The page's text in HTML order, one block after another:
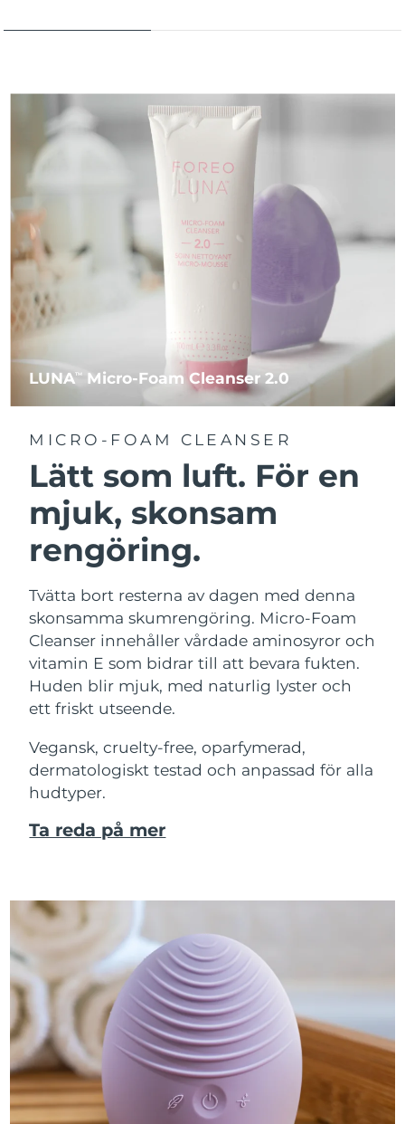
LUNATM Micro-Foam Cleanser 2.0
MICRO-FOAM CLEANSER
Lätt som luft. För en
mjuk, skonsam
rengöring.
Tvätta bort resterna av dagen med denna
skonsamma skumrengöring. Micro-Foam
Cleanser innehåller vårdade aminosyror och
vitamin E som bidrar till att bevara fukten.
Huden blir mjuk, med naturlig lyster och
ett friskt utseende.
Vegansk, cruelty-free, oparfymerad,
dermatologiskt testad och anpassad för alla
hudtyper.
Ta reda på mer